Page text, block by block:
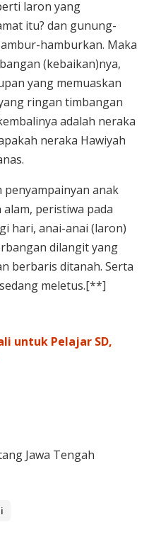
laron yang
itu? dan gunung-
hamburkan. Maka
(kebaikan)nya,
yang memuaskan
ringan timbangan
adalah neraka
neraka Hawiyah
anak
peristiwa pada
hari, anai-anai (laron)
dilangit yang
berbaris ditanah. Serta
meletus.[**]
untuk Pelajar SD,
Jawa Tengah